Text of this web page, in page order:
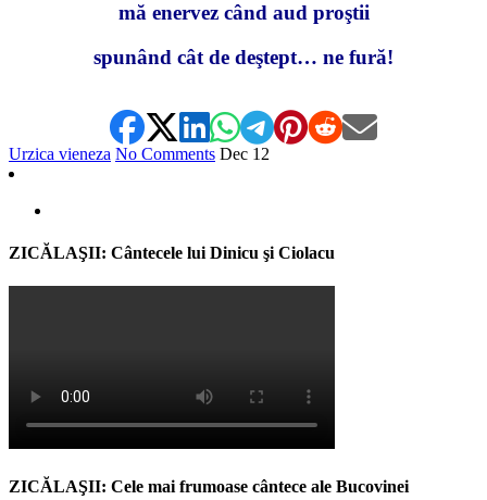
mă enervez când aud proştii
spunând cât de deştept… ne fură!
Urzica vieneza No Comments Dec 12
ZICĂLAŞII: Cântecele lui Dinicu şi Ciolacu
ZICĂLAŞII: Cele mai frumoase cântece ale Bucovinei